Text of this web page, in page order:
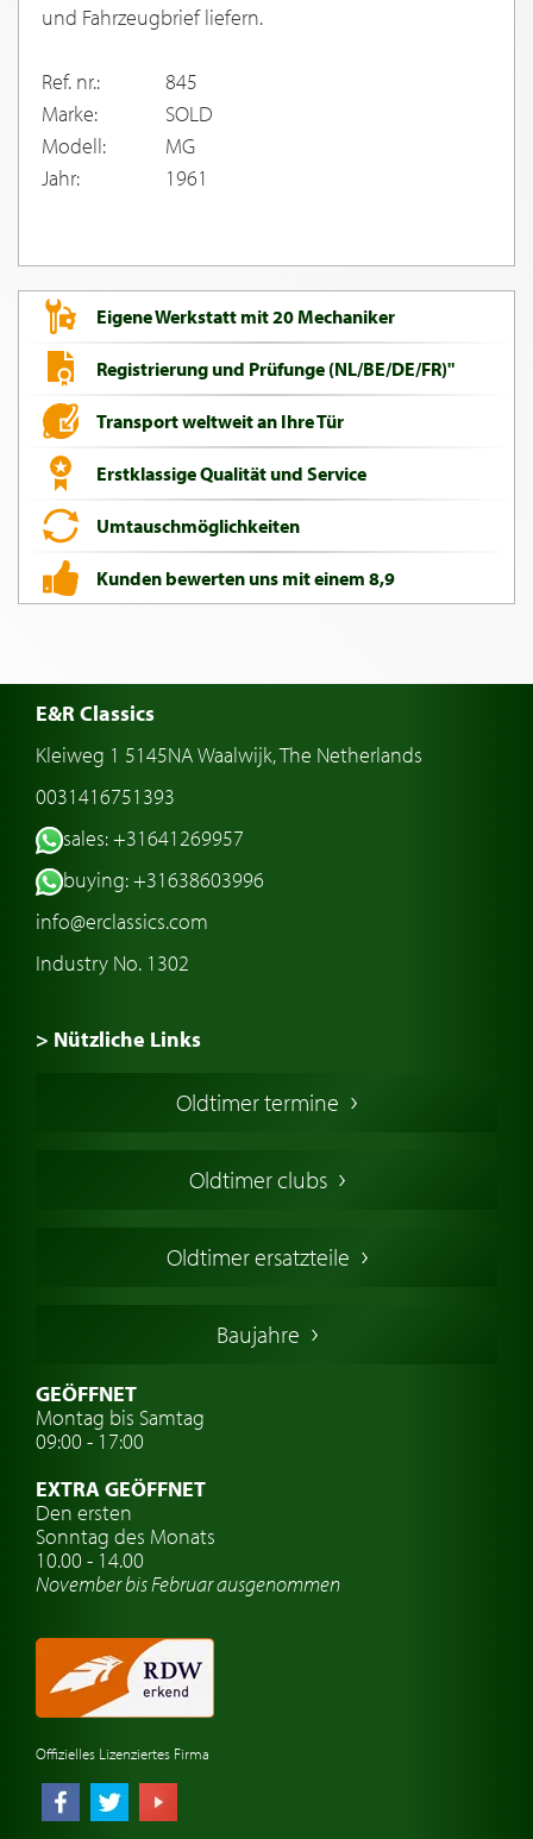
und Fahrzeugbrief liefern.
Ref. nr.:
845
Marke:
SOLD
Modell:
MG
Jahr:
1961
Eigene Werkstatt mit 20 Mechaniker
Registrierung und Prüfunge (NL/BE/DE/FR)"
Transport weltweit an Ihre Tür
Erstklassige Qualität und Service
Umtauschmöglichkeiten
Kunden bewerten uns mit einem 8,9
E&R Classics
Kleiweg 1 5145NA Waalwijk, The Netherlands
0031416751393
sales: +31641269957
buying: +31638603996
info@erclassics.com
Industry No. 1302
> Nützliche Links
Oldtimers in Europa
Englische Oldtimer
Deutsche Oldtimer
Schwedische Oldtimer
Oldtimer mit h-kennzeichen
Auto Oldtimer Markt
Oldtimer-Versicherung
Oldtimer-Clubs
Oldtimer-Reisen
Automarken uhren
Oldtimer termine
Oldtimer clubs
Oldtimer ersatzteile
Baujahre
GEÖFFNET
Montag bis Samtag
09:00 - 17:00
EXTRA GEÖFFNET
Den ersten
Sonntag des Monats
10.00 - 14.00
November bis Februar ausgenommen
Offizielles Lizenziertes Firma